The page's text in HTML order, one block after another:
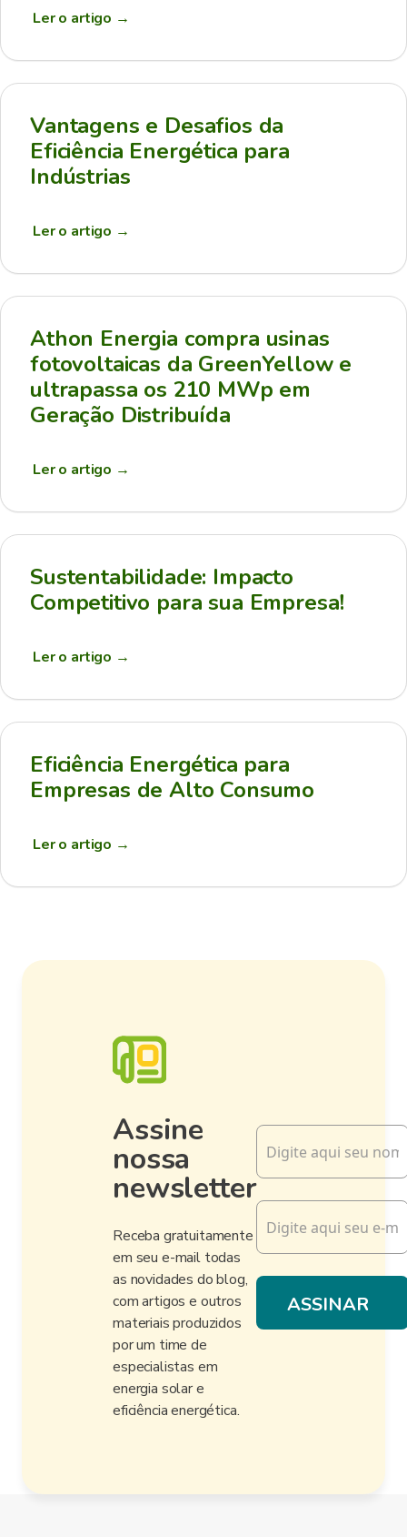
Ler o artigo →
Vantagens e Desafios da
Eficiência Energética para
Indústrias
Ler o artigo →
Athon Energia compra usinas
fotovoltaicas da GreenYellow e
ultrapassa os 210 MWp em
Geração Distribuída
Ler o artigo →
Sustentabilidade: Impacto
Competitivo para sua Empresa!
Ler o artigo →
Eficiência Energética para
Empresas de Alto Consumo
Ler o artigo →
Assine
nossa
newsletter
Receba gratuitamente
em seu e-mail todas
as novidades do blog,
com artigos e outros
materiais produzidos
por um time de
especialistas em
energia solar e
eficiência energética.